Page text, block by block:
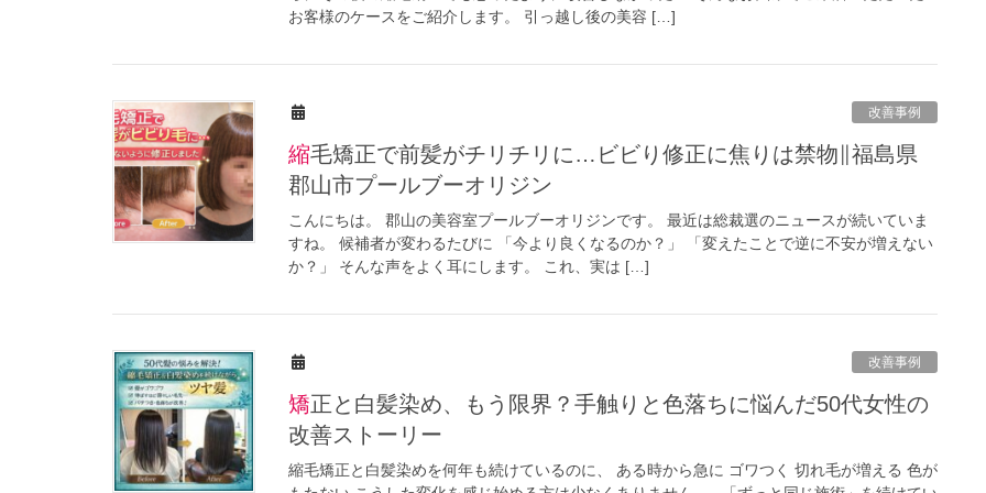
お客様のケースをご紹介します。 引っ越し後の美容 […]
改善事例
縮毛矯正で前髪がチリチリに…ビビり修正に焦りは禁物∥福島県
郡山市プールブーオリジン
こんにちは。 郡山の美容室プールブーオリジンです。 最近は総裁選のニュースが続いていま
すね。 候補者が変わるたびに 「今より良くなるのか？」 「変えたことで逆に不安が増えない
か？」 そんな声をよく耳にします。 これ、実は […]
改善事例
矯正と白髪染め、もう限界？手触りと色落ちに悩んだ50代女性の
改善ストーリー
縮毛矯正と白髪染めを何年も続けているのに、 ある時から急に ゴワつく 切れ毛が増える 色が